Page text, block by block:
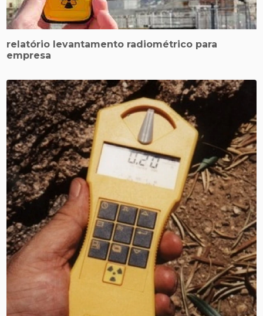
relatório levantamento radiométrico para
empresa